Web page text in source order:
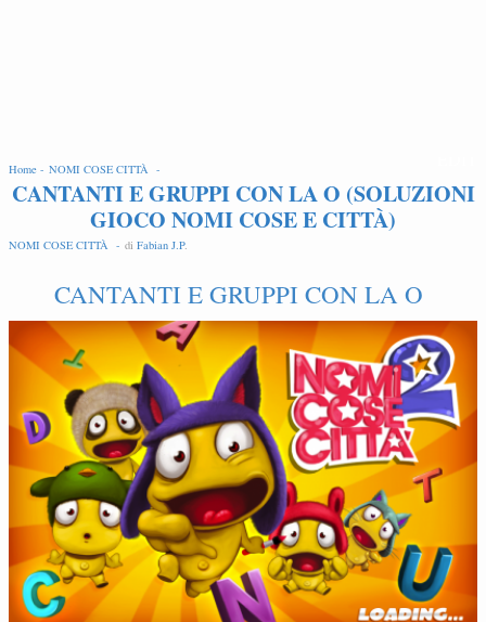
Home - NOMI COSE CITTÀ -
CANTANTI E GRUPPI CON LA O (SOLUZIONI
GIOCO NOMI COSE E CITTÀ)
NOMI COSE CITTÀ - di Fabian J.P.
CANTANTI E GRUPPI CON LA O